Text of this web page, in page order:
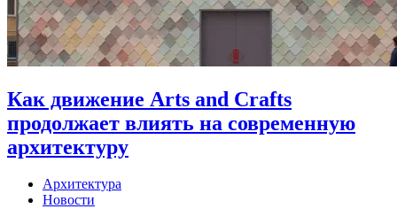
Как движение Arts and Crafts
продолжает влиять на современную
архитектуру
Архитектура
Новости